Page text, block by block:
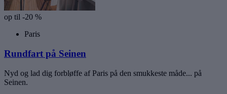
op til -20 %
Paris
Rundfart på Seinen
Nyd og lad dig forbløffe af Paris på den smukkeste måde... på
Seinen.